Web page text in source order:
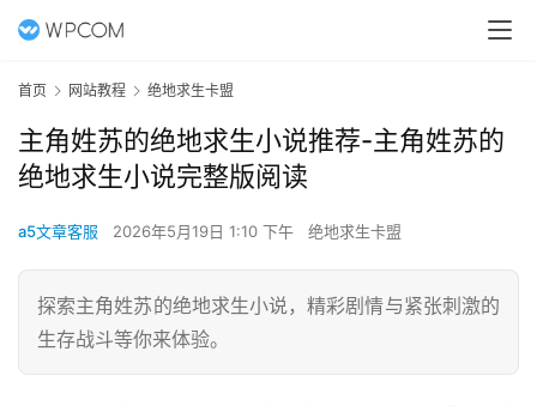
首页 网站教程 绝地求生卡盟
主角姓苏的绝地求生小说推荐-主角姓苏的
绝地求生小说完整版阅读
a5文章客服 2026年5月19日 1:10 下午 绝地求生卡盟
探索主角姓苏的绝地求生小说，精彩剧情与紧张刺激的
生存战斗等你来体验。